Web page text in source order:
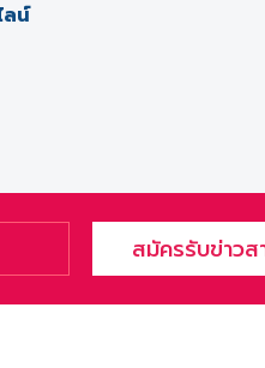
ลน์
สมัครรับข่าว